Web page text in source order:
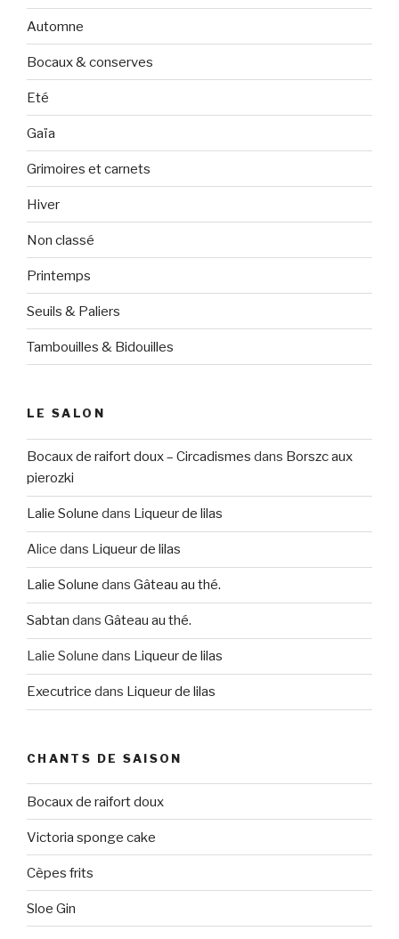
Automne
Bocaux & conserves
Eté
Gaïa
Grimoires et carnets
Hiver
Non classé
Printemps
Seuils & Paliers
Tambouilles & Bidouilles
LE SALON
Bocaux de raifort doux – Circadismes dans Borszc aux
pierozki
Lalie Solune dans Liqueur de lilas
Alice dans Liqueur de lilas
Lalie Solune dans Gâteau au thé.
Sabtan dans Gâteau au thé.
Lalie Solune dans Liqueur de lilas
Executrice dans Liqueur de lilas
CHANTS DE SAISON
Bocaux de raifort doux
Victoria sponge cake
Cèpes frits
Sloe Gin